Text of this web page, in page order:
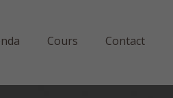
Cours Contact